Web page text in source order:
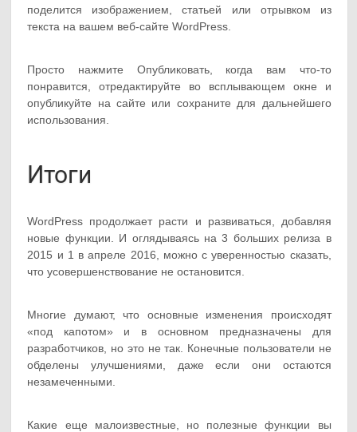
поделится изображением, статьей или отрывком из
текста на вашем веб-сайте WordPress.
Просто нажмите Опубликовать, когда вам что-то
понравится, отредактируйте во всплывающем окне и
опубликуйте на сайте или сохраните для дальнейшего
использования.
Итоги
WordPress продолжает расти и развиваться, добавляя
новые функции. И оглядываясь на 3 больших релиза в
2015 и 1 в апреле 2016, можно с уверенностью сказать,
что усовершенствование не остановится.
Многие думают, что основные изменения происходят
«под капотом» и в основном предназначены для
разработчиков, но это не так. Конечные пользователи не
обделены улучшениями, даже если они остаются
незамеченными.
Какие еще малоизвестные, но полезные функции вы